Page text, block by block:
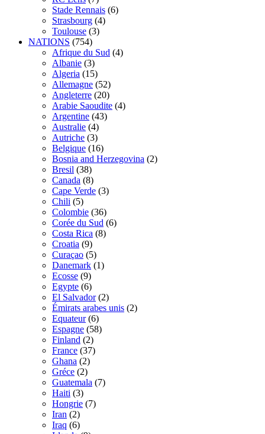
Stade Rennais (6)
Strasbourg (4)
Toulouse (3)
NATIONS (754)
Afrique du Sud (4)
Albanie (3)
Algeria (15)
Allemagne (52)
Angleterre (20)
Arabie Saoudite (4)
Argentine (43)
Australie (4)
Autriche (3)
Belgique (16)
Bosnia and Herzegovina (2)
Bresil (38)
Canada (8)
Cape Verde (3)
Chili (5)
Colombie (36)
Corée du Sud (6)
Costa Rica (8)
Croatia (9)
Curaçao (5)
Danemark (1)
Ecosse (9)
Egypte (6)
El Salvador (2)
Émirats arabes unis (2)
Equateur (6)
Espagne (58)
Finland (2)
France (37)
Ghana (2)
Gréce (2)
Guatemala (7)
Haiti (3)
Hongrie (7)
Iran (2)
Iraq (6)